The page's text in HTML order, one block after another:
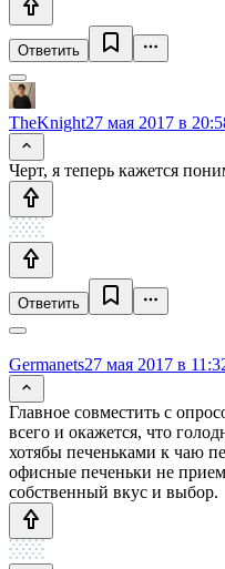
Ответить
TheKnight27 мая 2017 в
Черт, я теперь кажется
Ответить
Germanets27 мая 2017 в
Главное совместить с
всего и окажется, что
хотябы печеньками к чаю
офисные печеньки не
собственный вкус и выбор.